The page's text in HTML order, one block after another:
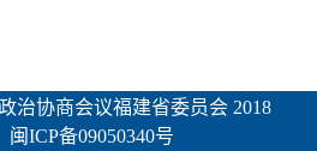
治协商会议福建省委员会 2018
闽ICP备09050340号